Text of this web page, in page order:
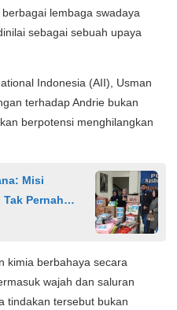
lembaga swadaya
sebagai sebuah upaya
Indonesia (AII), Usman
terhadap Andrie bukan
berpotensi menghilangkan
Misi
Pernah
kimia berbahaya secara
wajah dan saluran
tindakan tersebut bukan